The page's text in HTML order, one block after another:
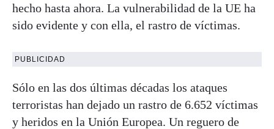
hecho hasta ahora. La vulnerabilidad de la UE ha
sido evidente y con ella, el rastro de víctimas.
PUBLICIDAD
Sólo en las dos últimas décadas los ataques
terroristas han dejado un rastro de 6.652 víctimas
y heridos en la Unión Europea. Un reguero de